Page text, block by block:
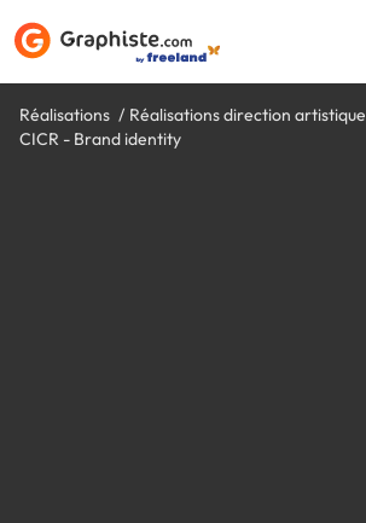
Réalisations
Réalisations direction artistique
CICR - Brand identity